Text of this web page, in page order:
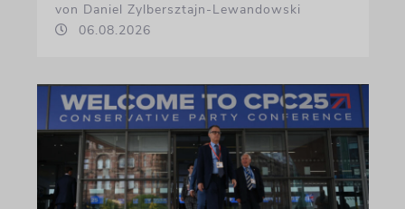
von Daniel Zylbersztajn-Lewandowski
06.08.2026